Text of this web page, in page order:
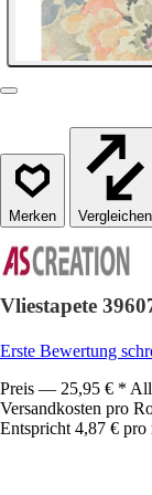
Vergleichen
Vliestapete
Erste Bewertung
Preis — 25,95 € *
Versandkosten pro
Entspricht 4,87 € pro